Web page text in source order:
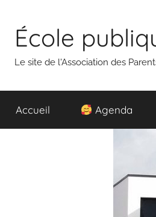
contenu
École
Le site de l'Association des
Accueil Agenda